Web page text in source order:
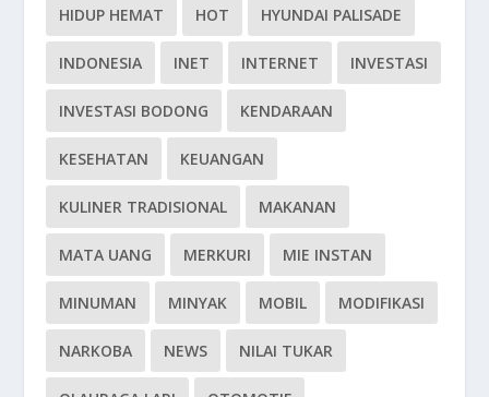
HIDUP HEMAT HOT HYUNDAI PALISADE
INDONESIA INET INTERNET INVESTASI
INVESTASI BODONG KENDARAAN
KESEHATAN KEUANGAN
KULINER TRADISIONAL MAKANAN
MATA UANG MERKURI MIE INSTAN
MINUMAN MINYAK MOBIL MODIFIKASI
NARKOBA NEWS NILAI TUKAR